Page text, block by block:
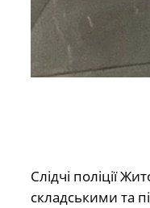
Слідчі поліції
складськими та